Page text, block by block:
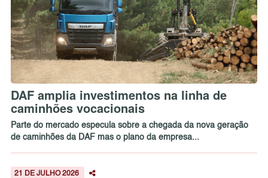
DAF amplia investimentos na linha de
caminhões vocacionais
Parte do mercado especula sobre a chegada da nova geração
de caminhões da DAF mas o plano da empresa...
21 DE JULHO 2026